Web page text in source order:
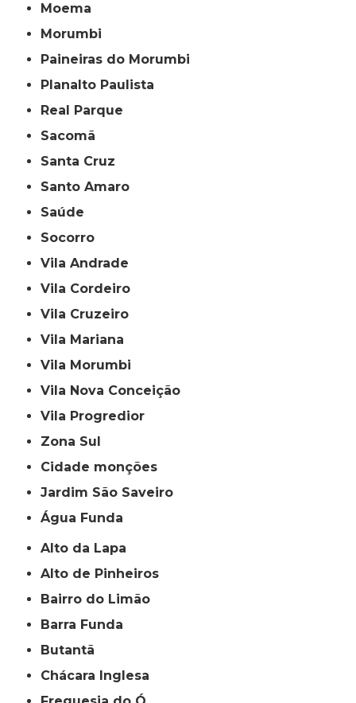
Moema
Morumbi
Paineiras do Morumbi
Planalto Paulista
Real Parque
Sacomã
Santa Cruz
Santo Amaro
Saúde
Socorro
Vila Andrade
Vila Cordeiro
Vila Cruzeiro
Vila Mariana
Vila Morumbi
Vila Nova Conceição
Vila Progredior
Zona Sul
cidade monções
jardim São Saveiro
Água Funda
Alto da Lapa
Alto de Pinheiros
Bairro do Limão
Barra Funda
Butantã
Chácara Inglesa